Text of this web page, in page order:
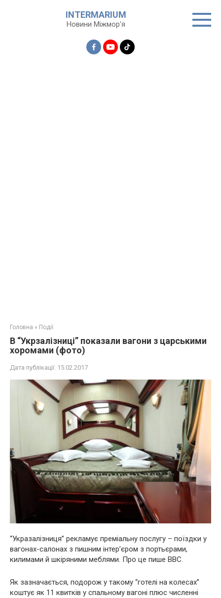
INTERMARIUM
Новини Міжмор'я
Головна » Події
В “Укрзалізниці” показали вагони з царськими
хоромами (фото)
Дата публікації: 15.02.2017
“Укразалізниця” рекламує преміальну послугу – поїздки у
вагонах-салонах з пишним інтер’єром з портьєрами,
килимами й шкіряними меблями. Про це пише ВВС.
Як зазначається, подорож у такому “готелі на колесах”
коштує як 11 квитків у спальному вагоні плюс численні